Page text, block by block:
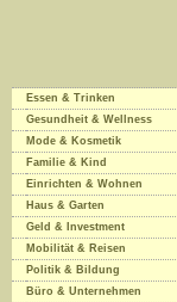
Essen & Trinken
Gesundheit & Wellness
Mode & Kosmetik
Familie & Kind
Einrichten & Wohnen
Haus & Garten
Geld & Investment
Mobilität & Reisen
Politik & Bildung
Büro & Unternehmen